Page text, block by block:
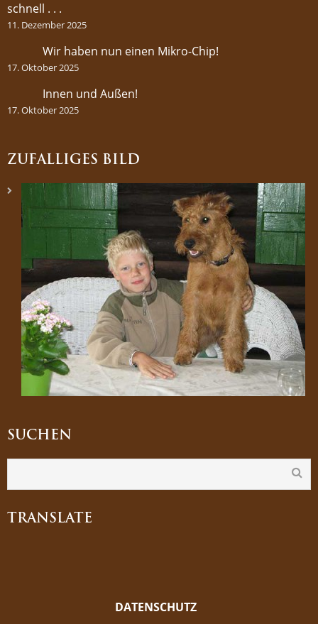
schnell . . .
11. Dezember 2025
Wir haben nun einen Mikro-Chip!
17. Oktober 2025
Innen und Außen!
17. Oktober 2025
ZUFÄLLIGES BILD
SUCHEN
TRANSLATE
DATENSCHUTZ